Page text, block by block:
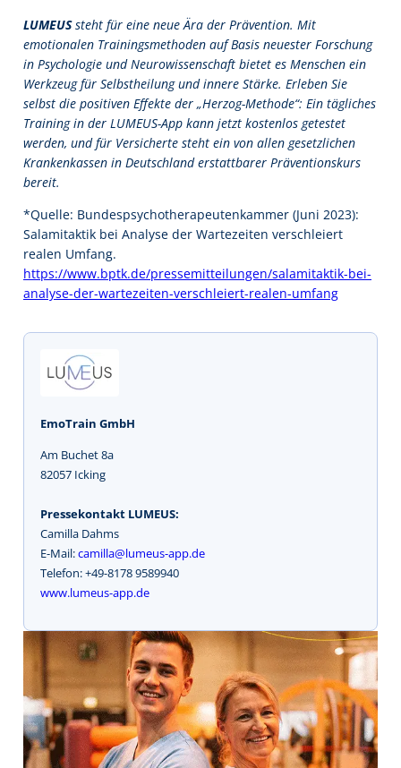
LUMEUSsteht für eine neue Ära der Prävention. Mit
emotionalen Trainingsmethoden auf Basis neuester Forschung
in Psychologie und Neurowissenschaft bietet es Menschen ein
Werkzeug für Selbstheilung und innere Stärke. Erleben Sie
selbst die positiven Effekte der „Herzog-Methode“: Ein tägliches
Training in der LUMEUS-App kann jetzt kostenlos getestet
werden, und für Versicherte steht ein von allen gesetzlichen
Krankenkassen in Deutschland erstattbarer Präventionskurs
bereit​.
*Quelle: Bundespsychotherapeutenkammer (Juni 2023):
Salamitaktik bei Analyse der Wartezeiten verschleiert
realen Umfang.
https://www.bptk.de/pressemitteilungen/salamitaktik-bei-
analyse-der-wartezeiten-verschleiert-realen-umfang
EmoTrain GmbH
Am Buchet 8a
82057 Icking
Pressekontakt LUMEUS:
Camilla Dahms
E-Mail:camilla@lumeus-app.de
Telefon: +49-8178 9589940
www.lumeus-app.de